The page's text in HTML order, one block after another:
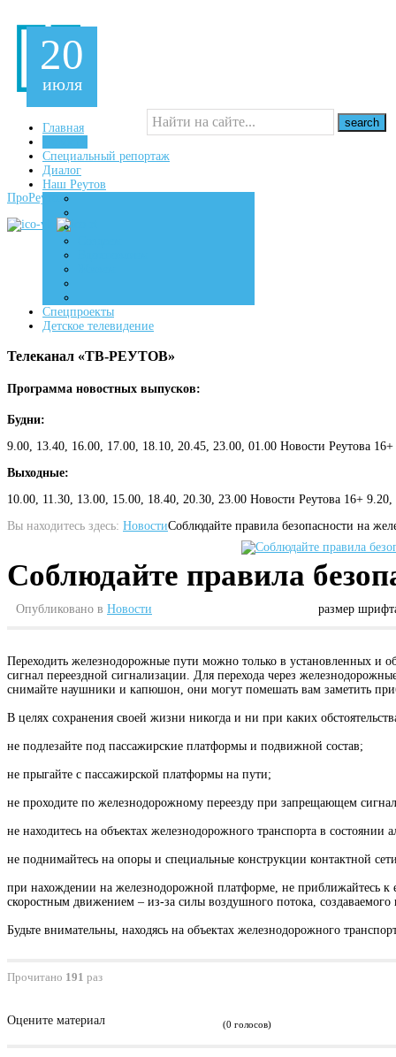
16+
ПроРеутов
Главная
Специальный репортаж
Диалог
Наш Реутов
Спецпроекты
Детское телевидение
Телеканал «ТВ-РЕУТОВ»
Программа новостных выпусков:
Будни:
9.00, 13.40, 16.00, 17.00, 18.10, 20.45, 23.00, 01.00 Новости Реутова
Выходные:
10.00, 11.30, 13.00, 15.00, 18.40, 20.30, 23.00 Новости Реутова 16+
Вы находитесь здесь: НовостиСоблюдайте правила безопасности на
20
июля
Соблюдайте правила
Опубликовано в Новости размер
Переходить железнодорожные пути можно только в установленных и
сигнал переездной сигнализации. Для перехода через
снимайте наушники и капюшон, они могут помешать вам заметить
В целях сохранения своей жизни никогда и ни при каких
не подлезайте под пассажирские платформы и подвижной состав;
не прыгайте с пассажирской платформы на пути;
не проходите по железнодорожному переезду при запрещающем
не находитесь на объектах железнодорожного транспорта в состоянии
не поднимайтесь на опоры и специальные конструкции контактной
при нахождении на железнодорожной платформе, не приближайтесь
скоростным движением – из-за силы воздушного потока,
Будьте внимательны, находясь на объектах железнодорожного
Прочитано 191 раз
Оцените материал (0 голосов)